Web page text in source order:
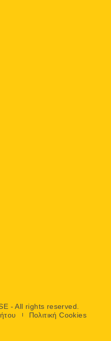
- All rights reserved.
Πολιτική Cookies